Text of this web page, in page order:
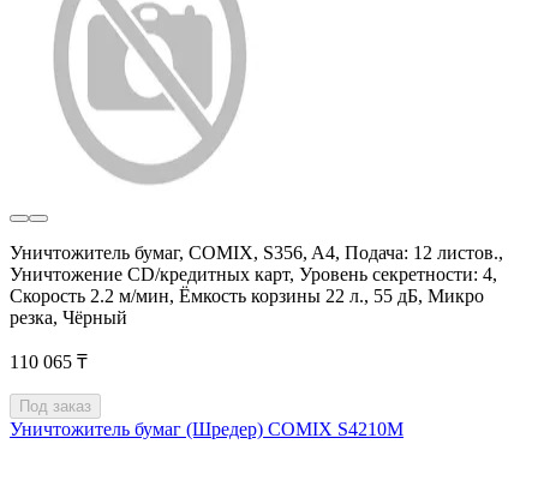
Уничтожитель бумаг, COMIX, S356, A4, Подача: 12 листов.,
Уничтожение CD/кредитных карт, Уровень секретности: 4,
Скорость 2.2 м/мин, Ёмкость корзины 22 л., 55 дБ, Микро
резка, Чёрный
110 065 ₸
Под заказ
Уничтожитель бумаг (Шредер) COMIX S4210M